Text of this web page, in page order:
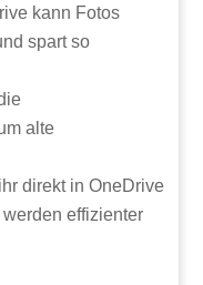
kann Fotos
spart so
alte
direkt in OneDrive
effizienter